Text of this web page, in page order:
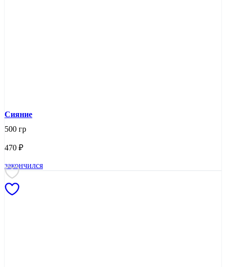
Сияние
500 гр
470 ₽
закончился